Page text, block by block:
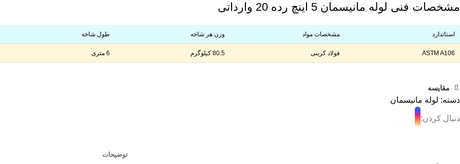
مشخصات فنی لوله مانیسمان 5 اینچ رده 20 وارداتی
استاندارد مشخصات مواد وزن هر شاخه طول شاخه
ASTM A106 فولاد کربنی 80.5 کیلوگرم 6 متری
مقایسه
دسته: لوله مانیسمان
دنبال کردن:
توضیحات